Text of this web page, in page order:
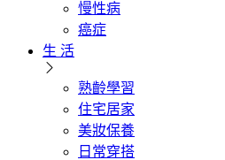
慢性病
癌症
生 活
熟齡學習
住宅居家
美妝保養
日常穿搭